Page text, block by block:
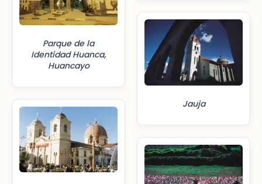
Parque de la
Identidad Huanca,
Huancayo
Jauja